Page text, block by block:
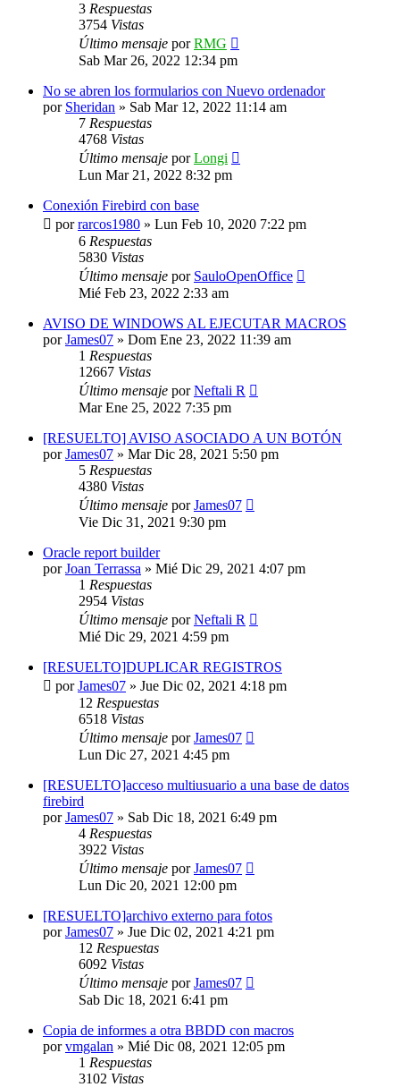
3 Respuestas
3754 Vistas
Último mensaje porRMG
Sab Mar 26, 2022 12:34 pm
No se abren los formularios con Nuevo ordenador
por Sheridan » Sab Mar 12, 2022 11:14 am
7 Respuestas
4768 Vistas
Último mensaje porLongi
Lun Mar 21, 2022 8:32 pm
Conexión Firebird con base
porrarcos1980 » Lun Feb 10, 2020 7:22 pm
6 Respuestas
5830 Vistas
Último mensaje por SauloOpenOffice
Mié Feb 23, 2022 2:33 am
AVISO DE WINDOWS AL EJECUTAR MACROS
porJames07 » Dom Ene 23, 2022 11:39 am
1 Respuestas
12667 Vistas
Último mensaje porNeftali R
Mar Ene 25, 2022 7:35 pm
[RESUELTO] AVISO ASOCIADO A UN BOTÓN
porJames07 » Mar Dic 28, 2021 5:50 pm
5 Respuestas
4380 Vistas
Último mensaje porJames07
Vie Dic 31, 2021 9:30 pm
Oracle report builder
porJoan Terrassa » Mié Dic 29, 2021 4:07 pm
1 Respuestas
2954 Vistas
Último mensaje porNeftali R
Mié Dic 29, 2021 4:59 pm
[RESUELTO]DUPLICAR REGISTROS
porJames07 » Jue Dic 02, 2021 4:18 pm
12 Respuestas
6518 Vistas
Último mensaje porJames07
Lun Dic 27, 2021 4:45 pm
[RESUELTO]acceso multiusuario a una base de datos
firebird
porJames07 » Sab Dic 18, 2021 6:49 pm
4 Respuestas
3922 Vistas
Último mensaje porJames07
Lun Dic 20, 2021 12:00 pm
[RESUELTO]archivo externo para fotos
porJames07 » Jue Dic 02, 2021 4:21 pm
12 Respuestas
6092 Vistas
Último mensaje porJames07
Sab Dic 18, 2021 6:41 pm
Copia de informes a otra BBDD con macros
porvmgalan » Mié Dic 08, 2021 12:05 pm
1 Respuestas
3102 Vistas